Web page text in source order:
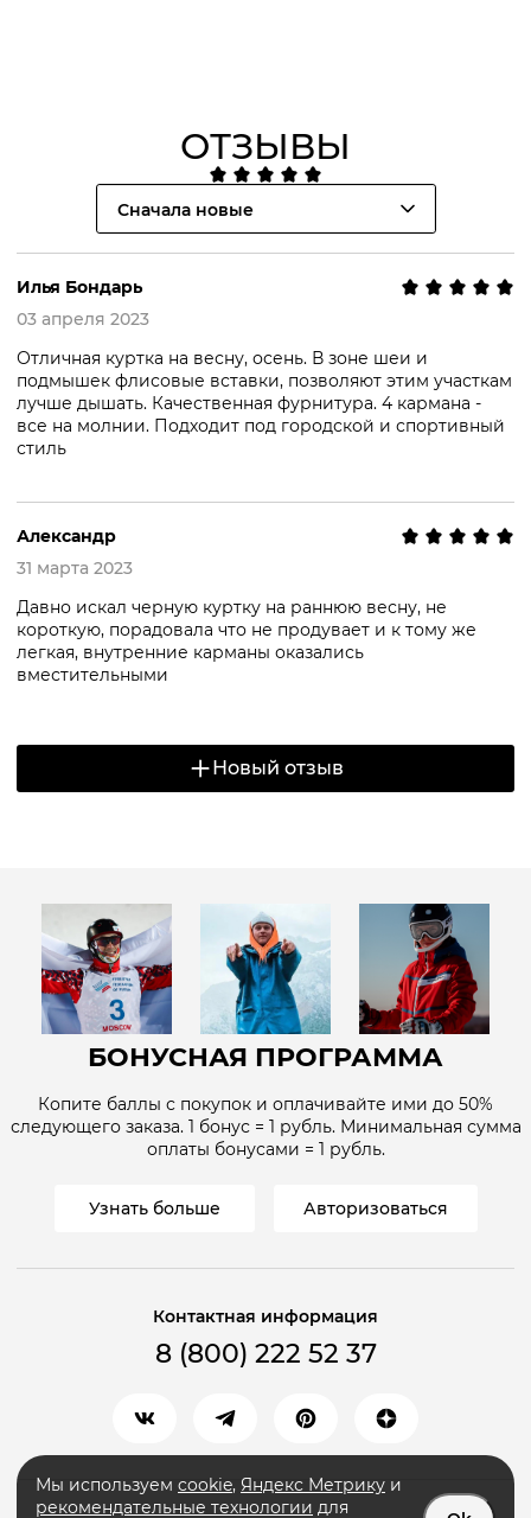
ОТЗЫВЫ
Сначала новые
Илья Бондарь
03 апреля 2023
Отличная куртка на весну, осень. В зоне шеи и
подмышек флисовые вставки, позволяют этим участкам
лучше дышать. Качественная фурнитура. 4 кармана -
все на молнии. Подходит под городской и спортивный
стиль
Александр
31 марта 2023
Давно искал черную куртку на раннюю весну, не
короткую, порадовала что не продувает и к тому же
легкая, внутренние карманы оказались
вместительными
Новый отзыв
БОНУСНАЯ ПРОГРАММА
Копите баллы с покупок и оплачивайте ими до 50%
следующего заказа. 1 бонус = 1 рубль. Минимальная сумма
оплаты бонусами = 1 рубль.
Узнать больше Авторизоваться
Контактная информация
8 (800) 222 52 37
Мы используем cookie, Яндекс Метрику и
рекомендательные технологии для